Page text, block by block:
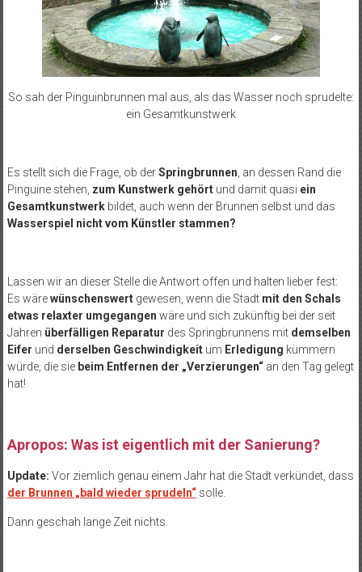
So sah der Pinguinbrunnen mal aus, als das Wasser noch sprudelte:
ein Gesamtkunstwerk
Es stellt sich die Frage, ob derSpringbrunnen , an dessen Rand die
Pinguine stehen, zum Kunstwerk gehörtund damit quasi ein
Gesamtkunstwerkbildet, auch wenn der Brunnen selbst und das
Wasserspiel nicht vom Künstler stammen?
Lassen wir an dieser Stelle die Antwort offen und halten lieber fest:
Es wärewünschenswertgewesen, wenn die Stadt mit den Schals
etwas relaxter umgegangen wäre und sich zukünftig bei der seit
Jahren überfälligen Reparatur des Springbrunnens mit demselben
Eifer und derselben Geschwindigkeitum Erledigung kümmern
würde, die sie beim Entfernen der „Verzierungen“an den Tag gelegt
hat!
Apropos: Was ist eigentlich mit der Sanierung?
Update: Vor ziemlich genau einem Jahr hat die Stadt verkündet, dass
der Brunnen „bald wieder sprudeln“solle.
Dann geschah lange Zeit nichts.